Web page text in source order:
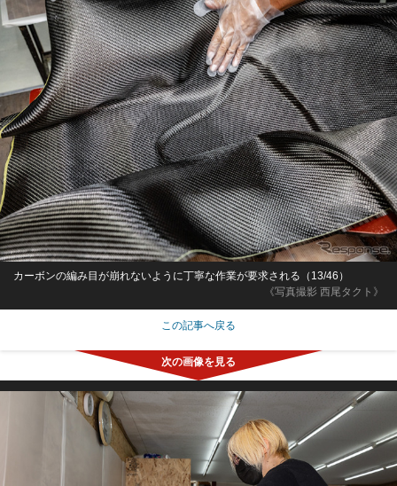
《写真撮影 西尾タクト》
カーボンの編み目が崩れないように丁寧な作業が要求される（13/46）
この記事へ戻る